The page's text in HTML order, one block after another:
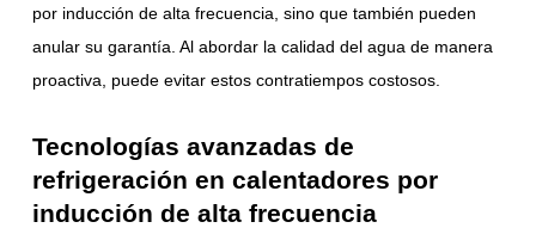
por inducción de alta frecuencia, sino que también pueden
anular su garantía. Al abordar la calidad del agua de manera
proactiva, puede evitar estos contratiempos costosos.
Tecnologías avanzadas de
refrigeración en calentadores por
inducción de alta frecuencia